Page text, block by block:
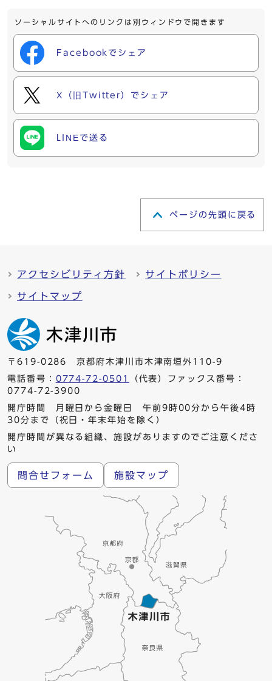
ソーシャルサイトへのリンクは別ウィンドウで開きます
Facebookでシェア
X（旧Twitter）でシェア
LINEで送る
ページの先頭に戻る
アクセシビリティ方針 サイトポリシー
サイトマップ
〒619-0286 京都府木津川市木津南垣外110-9
電話番号： 0774-72-0501
（代表）ファックス番号：
0774-72-3900
開庁時間 月曜日から金曜日 午前9時00分から午後4時
30分まで（祝日・年末年始を除く）
開庁時間が異なる組織、施設がありますのでご注意くださ
い
問合せフォーム 施設マップ